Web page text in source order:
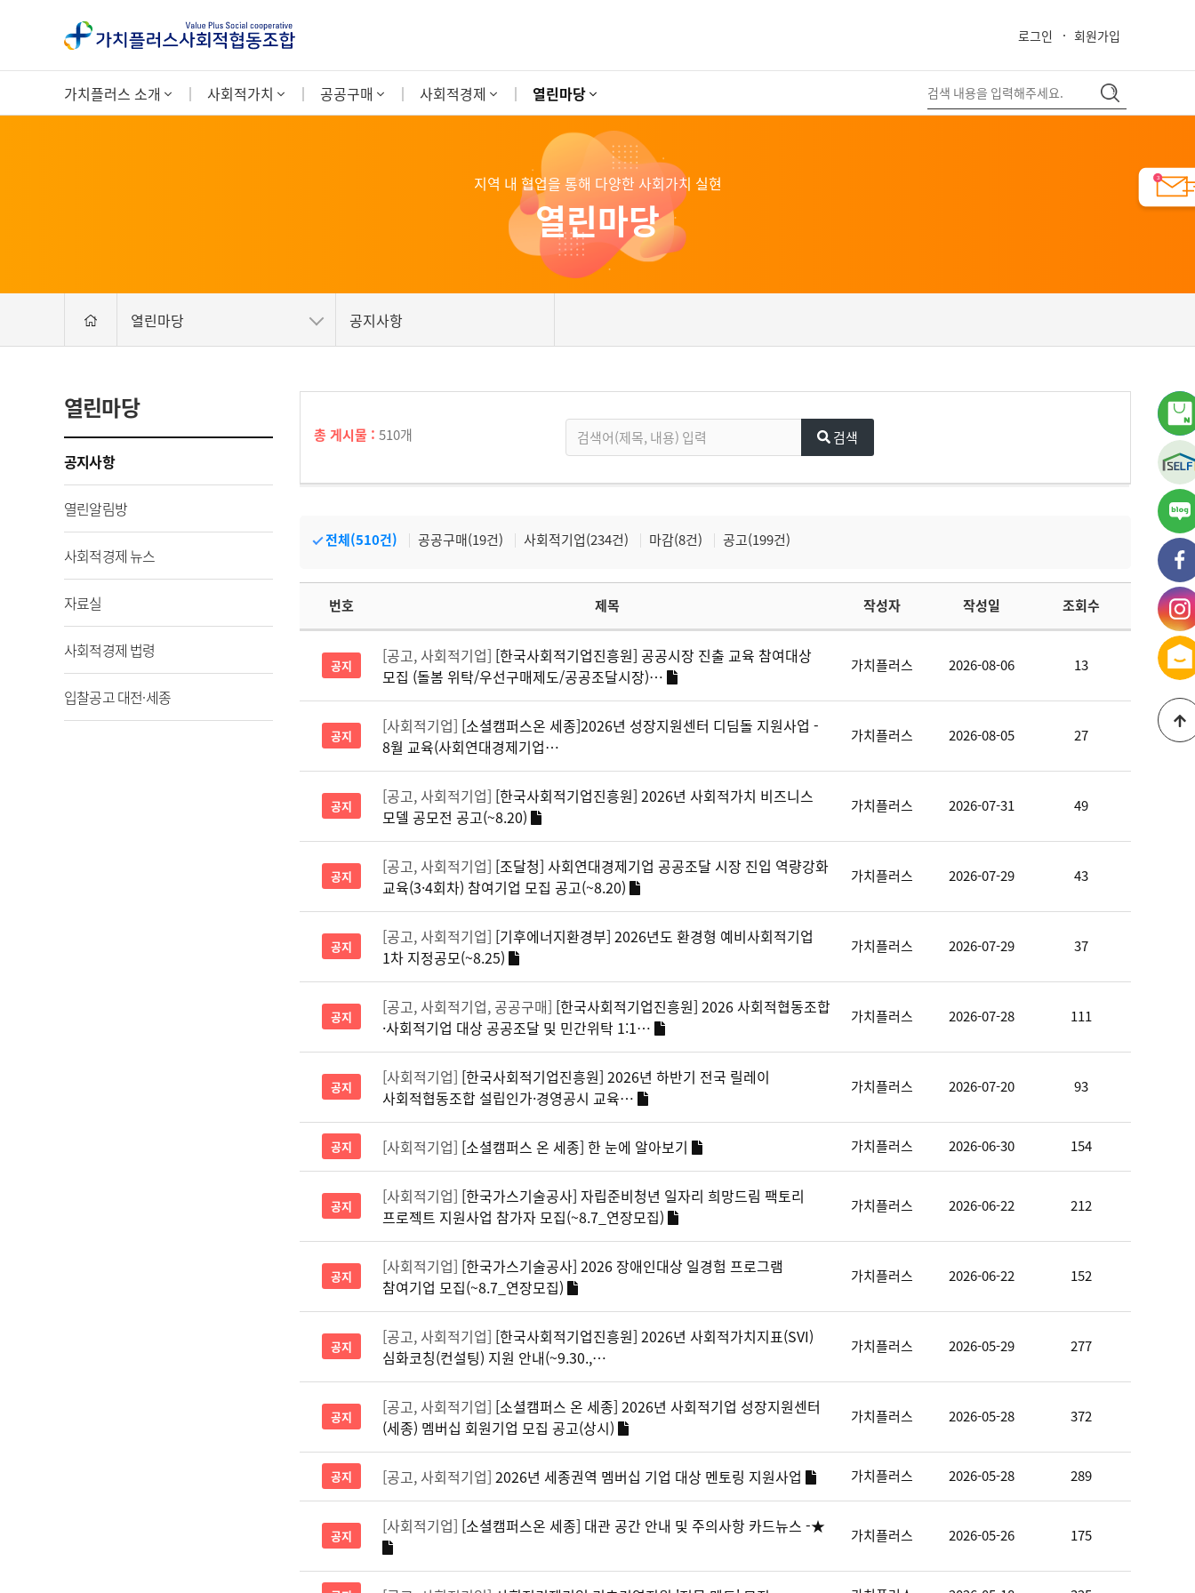
로그인 회원가입
close
가치플러스 소개 사회적가치 공공구매 사회적경제 열린마당
지역 내 협업을 통해 다양한 사회가치 실현
열린마당
열린마당 공지사항
열린마당
공지사항
열린알림방
사회적경제 뉴스
자료실
사회적경제 법령
입찰공고 대전·세종
총 게시물 : 510개 검색
전체(510건) 공공구매(19건) 사회적기업(234건) 마감(8건) 공고(199건)
번호 제목 작성자 작성일 조회수
공지 [공고, 사회적기업] [한국사회적기업진흥원] 공공시장 진출 교육 참여대상
모집 (돌봄 위탁/우선구매제도/공공조달시장)…
가치플러스 2026-08-06 13
공지 [사회적기업] [소셜캠퍼스온 세종]2026년 성장지원센터 디딤돌 지원사업 -
8월 교육(사회연대경제기업…
가치플러스 2026-08-05 27
공지 [공고, 사회적기업] [한국사회적기업진흥원] 2026년 사회적가치 비즈니스
모델 공모전 공고(~8.20)
가치플러스 2026-07-31 49
공지 [공고, 사회적기업] [조달청] 사회연대경제기업 공공조달 시장 진입 역량강화
교육(3·4회차) 참여기업 모집 공고(~8.20)
가치플러스 2026-07-29 43
공지 [공고, 사회적기업] [기후에너지환경부] 2026년도 환경형 예비사회적기업
1차 지정공모(~8.25)
가치플러스 2026-07-29 37
공지 [공고, 사회적기업, 공공구매] [한국사회적기업진흥원] 2026 사회적협동조합
·사회적기업 대상 공공조달 및 민간위탁 1:1…
가치플러스 2026-07-28 111
공지 [사회적기업] [한국사회적기업진흥원] 2026년 하반기 전국 릴레이
사회적협동조합 설립인가·경영공시 교육…
가치플러스 2026-07-20 93
공지 [사회적기업] [소셜캠퍼스 온 세종] 한 눈에 알아보기 가치플러스 2026-06-30 154
공지 [사회적기업] [한국가스기술공사] 자립준비청년 일자리 희망드림 팩토리
프로젝트 지원사업 참가자 모집(~8.7_연장모집)
가치플러스 2026-06-22 212
공지 [사회적기업] [한국가스기술공사] 2026 장애인대상 일경험 프로그램
참여기업 모집(~8.7_연장모집)
가치플러스 2026-06-22 152
공지 [공고, 사회적기업] [한국사회적기업진흥원] 2026년 사회적가치지표(SVI)
심화코칭(컨설팅) 지원 안내(~9.30.,…
가치플러스 2026-05-29 277
공지 [공고, 사회적기업] [소셜캠퍼스 온 세종] 2026년 사회적기업 성장지원센터
(세종) 멤버십 회원기업 모집 공고(상시)
가치플러스 2026-05-28 372
공지 [공고, 사회적기업] 2026년 세종권역 멤버십 기업 대상 멘토링 지원사업 가치플러스 2026-05-28 289
공지 [사회적기업] [소셜캠퍼스온 세종] 대관 공간 안내 및 주의사항 카드뉴스 -★ 가치플러스 2026-05-26 175
가
블
가
페
가
인